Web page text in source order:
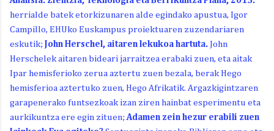
herrialde batek etorkizunaren alde egindako apustua, Igor
Campillo, EHUko Euskampus proiektuaren zuzendariaren
eskutik; John Herschel, aitaren lekukoa hartuta. John
Herschelek aitaren bideari jarraitzea erabaki zuen, eta aitak
Ipar hemisferioko zerua aztertu zuen bezala, berak Hego
hemisferioa aztertuko zuen, Hego Afrikatik. Argazkigintzaren
garapenerako funtsezkoak izan ziren hainbat esperimentu eta
aurkikuntza ere egin zituen; Adamen zein hezur erabili zuen